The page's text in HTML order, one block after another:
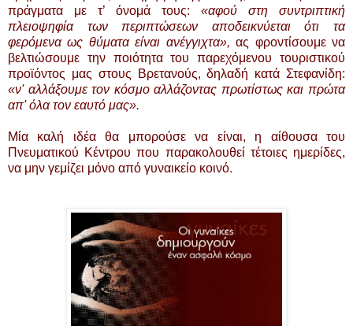
πράγματα με τ’ όνομά τους: «αφού στη συντριπτική
πλειοψηφία των περιπτώσεων αποδεικνύεται ότι τα
φερόμενα ως θύματα είναι ανέγγιχτα», ας φροντίσουμε να
βελτιώσουμε την ποιότητα του παρεχόμενου τουριστικού
προϊόντος μας στους Βρετανούς, δηλαδή κατά Στεφανίδη:
«ν' αλλάξουμε τον κόσμο αλλάζοντας πρωτίστως και πρώτα
απ' όλα τον εαυτό μας».
Μία καλή ιδέα θα μπορούσε να είναι, η αίθουσα του
Πνευματικού Κέντρου που παρακολουθεί τέτοιες ημερίδες,
να μην γεμίζει μόνο από γυναικείο κοινό.